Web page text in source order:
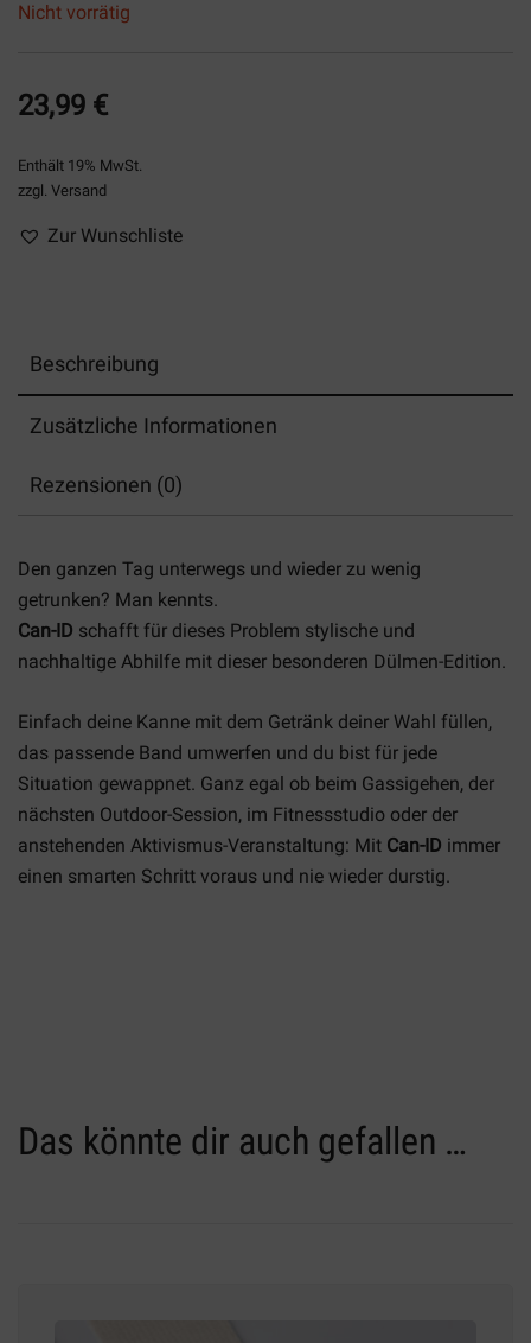
Nicht vorrätig
23,99 €
Enthält 19% MwSt.
zzgl. Versand
Zur Wunschliste
Beschreibung
Zusätzliche Informationen
Rezensionen (0)
Den ganzen Tag unterwegs und wieder zu wenig
getrunken? Man kennts.
Can-ID schafft für dieses Problem stylische und
nachhaltige Abhilfe mit dieser besonderen Dülmen-Edition.
Einfach deine Kanne mit dem Getränk deiner Wahl füllen,
das passende Band umwerfen und du bist für jede
Situation gewappnet. Ganz egal ob beim Gassigehen, der
nächsten Outdoor-Session, im Fitnessstudio oder der
anstehenden Aktivismus-Veranstaltung: Mit Can-ID immer
einen smarten Schritt voraus und nie wieder durstig.
Das könnte dir auch gefallen …